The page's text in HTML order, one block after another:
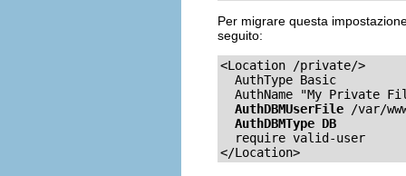
Per migrare questa
seguito:
<Location /private/>
  AuthType Basic
AuthName "My Private
AuthDBMUserFile /var/
AuthDBMType DB
  require valid-user
</Location>